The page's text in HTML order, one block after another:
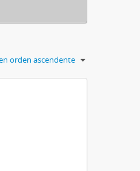
orden ascendente